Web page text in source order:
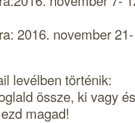
2016. november
levélben történik:
össze, ki vagy
magad!